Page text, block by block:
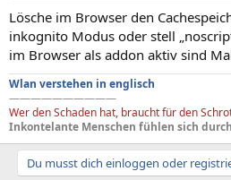
Lösche im Browser den
inkognito Modus oder stell
im Browser als addon aktiv sind
Wlan verstehen in englisch
——————————
Wer den Schaden hat, braucht für den
Inkontelante Menschen fühlen sich
Du musst dich einloggen oder